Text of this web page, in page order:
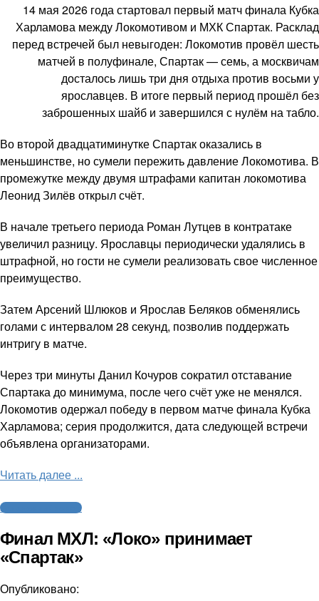
14 мая 2026 года стартовал первый матч финала Кубка
Харламова между Локомотивом и МХК Спартак. Расклад
перед встречей был невыгоден: Локомотив провёл шесть
матчей в полуфинале, Спартак — семь, а москвичам
досталось лишь три дня отдыха против восьми у
ярославцев. В итоге первый период прошёл без
заброшенных шайб и завершился с нулём на табло.
Во второй двадцатиминутке Спартак оказались в
меньшинстве, но сумели пережить давление Локомотива. В
промежутке между двумя штрафами капитан локомотива
Леонид Зилёв открыл счёт.
В начале третьего периода Роман Лутцев в контратаке
увеличил разницу. Ярославцы периодически удалялись в
штрафной, но гости не сумели реализовать свое численное
преимущество.
Затем Арсений Шлюков и Ярослав Беляков обменялись
голами с интервалом 28 секунд, позволив поддержать
интригу в матче.
Через три минуты Данил Кочуров сократил отставание
Спартака до минимума, после чего счёт уже не менялся.
Локомотив одержал победу в первом матче финала Кубка
Харламова; серия продолжится, дата следующей встречи
объявлена организаторами.
Читать далее ...
Молодежный хоккей
Финал МХЛ: «Локо» принимает
«Спартак»
Опубликовано: